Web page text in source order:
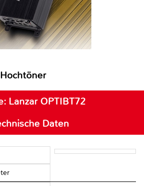
Ausstattungsliste: Lanzar OPTIBT72
Daten